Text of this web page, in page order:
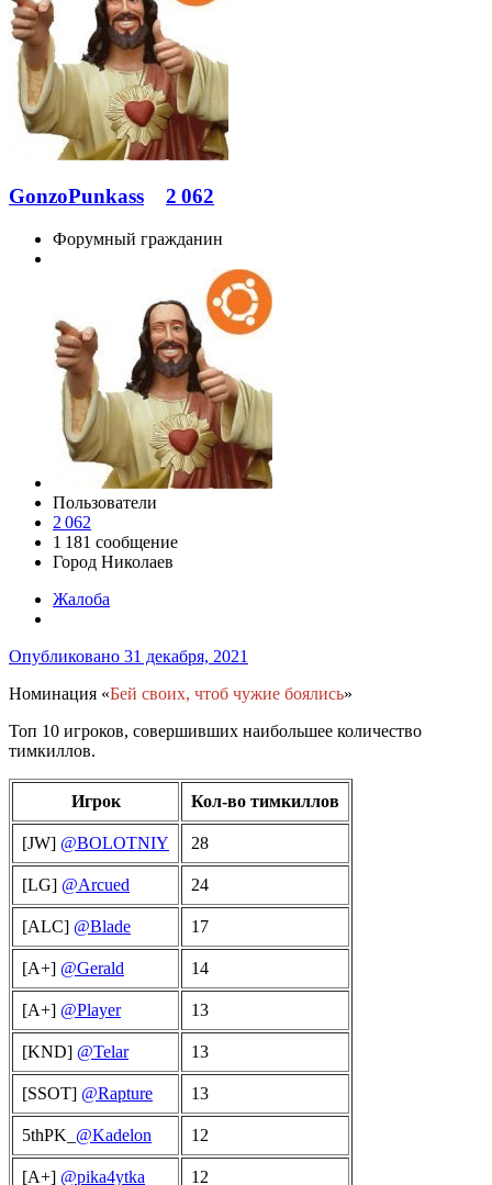
GonzoPunkass 2 062
Форумный гражданин
Пользователи
2 062
1 181 сообщение
Город Николаев
Жалоба
Опубликовано 31 декабря, 2021
Номинация «Бей своих, чтоб чужие боялись»
Топ 10 игроков, совершивших наибольшее количество
тимкиллов.
Игрок Кол-во тимкиллов
[JW] @BOLOTNIY 28
[LG] @Arcued 24
[ALC] @Blade 17
[A+] @Gerald 14
[A+] @Player 13
[KND] @Telar 13
[SSOT] @Rapture 13
5thPK_ @Kadelon 12
[A+] @pika4ytka 12